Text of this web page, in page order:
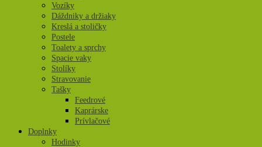
Vozíky
Dáždniky a držiaky
Kreslá a stoličky
Postele
Toalety a sprchy
Spacie vaky
Stolíky
Stravovanie
Tašky
Feedrové
Kaprárske
Prívlačové
Doplnky
Hodinky